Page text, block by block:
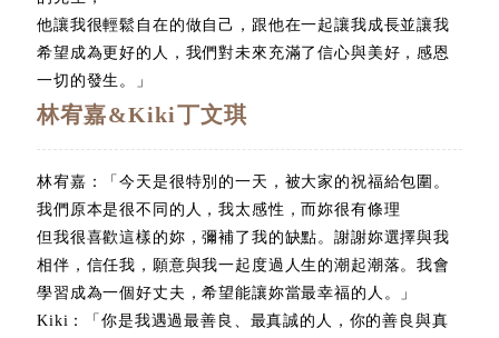
他讓我很輕鬆自在的做自己，跟他在一起讓我成長並讓我
希望成為更好的人，我們對未來充滿了信心與美好，感恩
一切的發生。」
林宥嘉&Kiki丁文琪
林宥嘉：「今天是很特別的一天，被大家的祝福給包圍。
我們原本是很不同的人，我太感性，而妳很有條理
但我很喜歡這樣的妳，彌補了我的缺點。謝謝妳選擇與我
相伴，信任我，願意與我一起度過人生的潮起潮落。我會
學習成為一個好丈夫，希望能讓妳當最幸福的人。」
Kiki：「你是我遇過最善良、最真誠的人，你的善良與真